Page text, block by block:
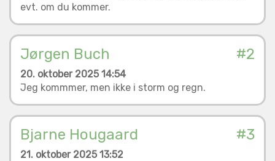
evt. om du kommer.
#2
Jørgen Buch
20. oktober 2025 14:54
Jeg kommmer, men ikke i storm og regn.
#3
Bjarne Hougaard
21. oktober 2025 13:52